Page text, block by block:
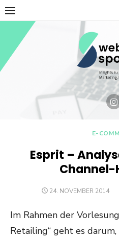
Skip
to
content
E-
Esprit –
Channel-
POSTED
24. NOVEMBER 2014
Im Rahmen der
Retailing“ geht es